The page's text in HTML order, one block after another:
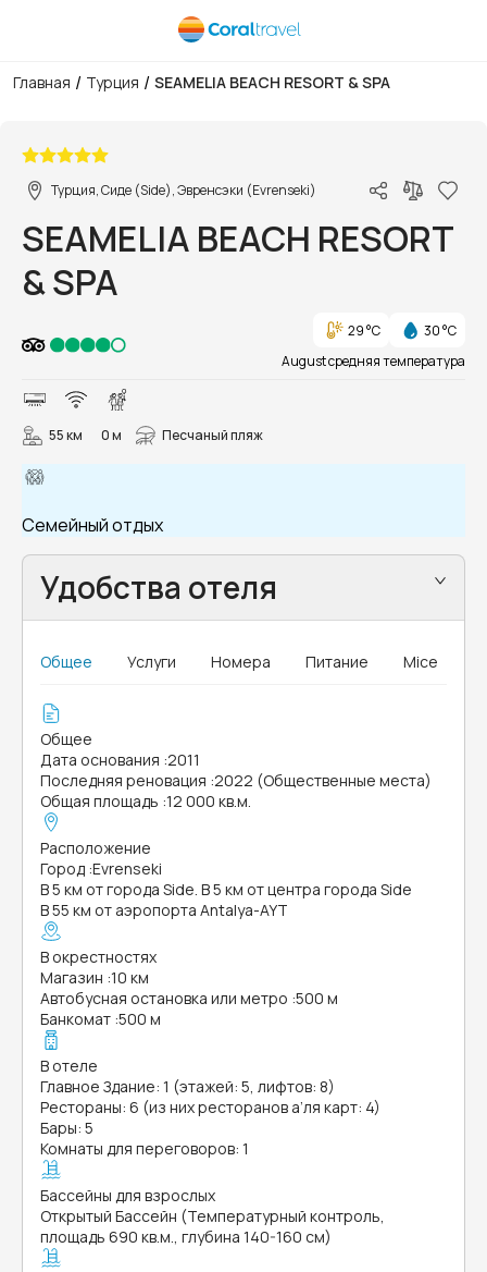
Главная / Турция / SEAMELIA BEACH RESORT & SPA
Турция, Сиде (Side), Эвренсэки (Evrenseki)
SEAMELIA BEACH RESORT
& SPA
29 °C
30 °C
August средняя температура
55 км 0 м Песчаный пляж
Семейный отдых
Удобства отеля
Общее Услуги Номера Питание Mice
Общее
Дата основания :2011
Последняя реновация :2022 (Общественные места)
Общая площадь :12 000 кв.м.
Расположение
Город :Evrenseki
В 5 км от города Side. В 5 км от центра города Side
В 55 км от аэропорта Antalya-AYT
В окрестностях
Магазин :10 км
Автобусная остановка или метро :500 м
Банкомат :500 м
В отеле
Главное Здание: 1 (этажей: 5, лифтов: 8)
Рестораны: 6 (из них ресторанов а’ля карт: 4)
Бары: 5
Комнаты для переговоров: 1
Бассейны для взрослых
Открытый Бассейн (Температурный контроль,
площадь 690 кв.м., глубина 140-160 см)